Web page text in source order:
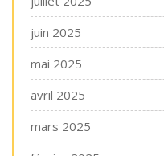
juin 2025
mai 2025
avril 2025
mars 2025